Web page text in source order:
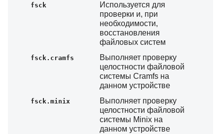
fsck
Используется для
проверки и, при
необходимости,
восстановления
файловых систем
fsck.cramfs
Выполняет проверку
целостности файловой
системы Cramfs на
данном устройстве
fsck.minix
Выполняет проверку
целостности файловой
системы Minix на
данном устройстве